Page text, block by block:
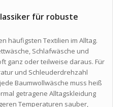
für robuste
häufigsten Textilien im Alltag.
Schlafwäsche und
ganz oder teilweise daraus. Für
und Schleuderdrehzahl
Baumwollwäsche muss heiß
getragene Alltagskleidung
Temperaturen sauber,